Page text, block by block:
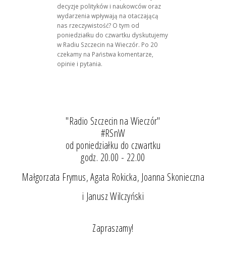
decyzje polityków i naukowców oraz
wydarzenia wpływają na otaczającą
nas rzeczywistość? O tym od
poniedziałku do czwartku dyskutujemy
w Radiu Szczecin na Wieczór. Po 20
czekamy na Państwa komentarze,
opinie i pytania.
"Radio Szczecin na Wieczór"
#RSnW
od poniedziałku do czwartku
godz. 20.00 - 22.00
Małgorzata Frymus, Agata Rokicka, Joanna Skonieczna
i Janusz Wilczyński
Zapraszamy!